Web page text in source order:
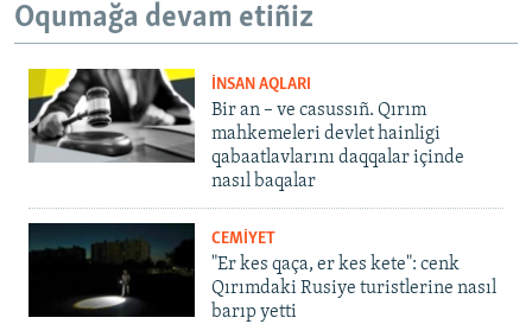
Oqumağa devam etiñiz
İNSAN AQLARI
Bir an – ve casussıñ. Qırım
mahkemeleri devlet hainligi
qabaatlavlarını daqqalar içinde
nasıl baqalar
CEMİYET
"Er kes qaça, er kes kete": cenk
Qırımdaki Rusiye turistlerine nasıl
barıp yetti